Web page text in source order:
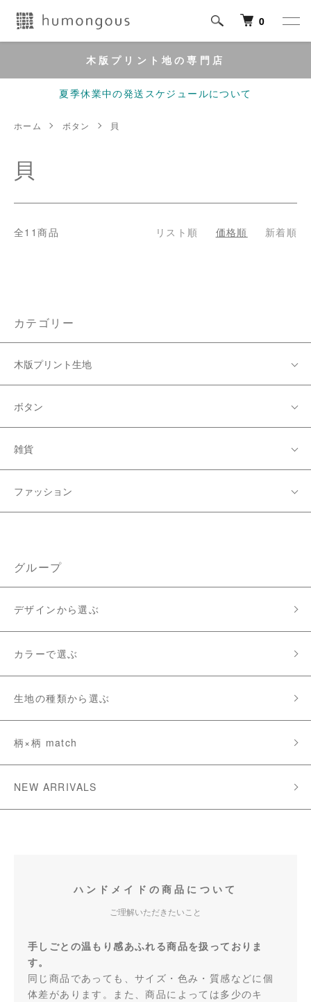
0
木版プリント地の専門店
夏季休業中の発送スケジュールについて
ホーム ボタン 貝
貝
全11商品 リスト順 価格順 新着順
カテゴリー
木版プリント生地
ボタン
雑貨
ファッション
グループ
デザインから選ぶ
カラーで選ぶ
生地の種類から選ぶ
柄×柄 match
NEW ARRIVALS
ハンドメイドの商品について
ご理解いただきたいこと
手しごとの温もり感あふれる商品を扱っておりま
す。
同じ商品であっても、サイズ・色み・質感などに個
体差があります。また、商品によっては多少のキ